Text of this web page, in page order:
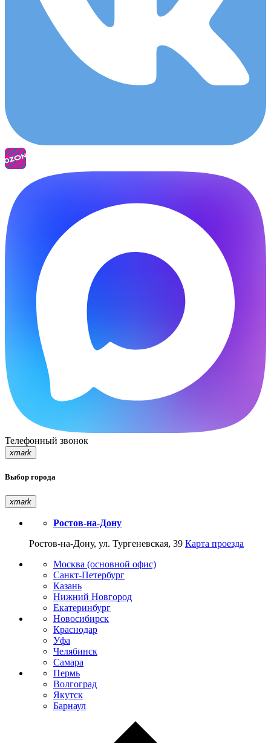
Телефонный звонок
xmark
Выбор города
xmark
Ростов-на-Дону
Ростов-на-Дону, ул. Тургеневская, 39 Карта проезда
Москва (основной офис)
Санкт-Петербург
Казань
Нижний Новгород
Екатеринбург
Новосибирск
Краснодар
Уфа
Челябинск
Самара
Пермь
Волгоград
Якутск
Барнаул